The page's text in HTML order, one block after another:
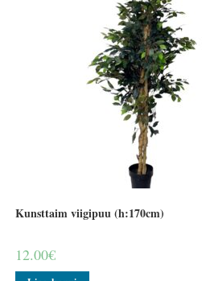
Kunsttaim viigipuu (h:170cm)
12.00€